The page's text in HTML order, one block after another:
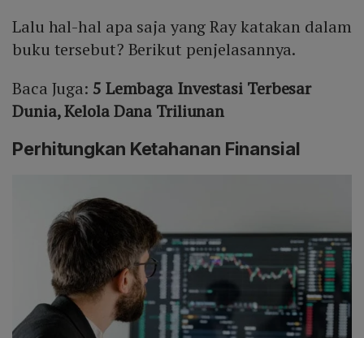
Lalu hal-hal apa saja yang Ray katakan dalam
buku tersebut? Berikut penjelasannya.
Baca Juga: 5 Lembaga Investasi Terbesar
Dunia, Kelola Dana Triliunan
Perhitungkan Ketahanan Finansial